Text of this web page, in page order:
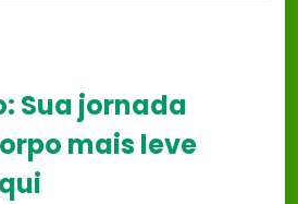
Sua jornada
mais leve